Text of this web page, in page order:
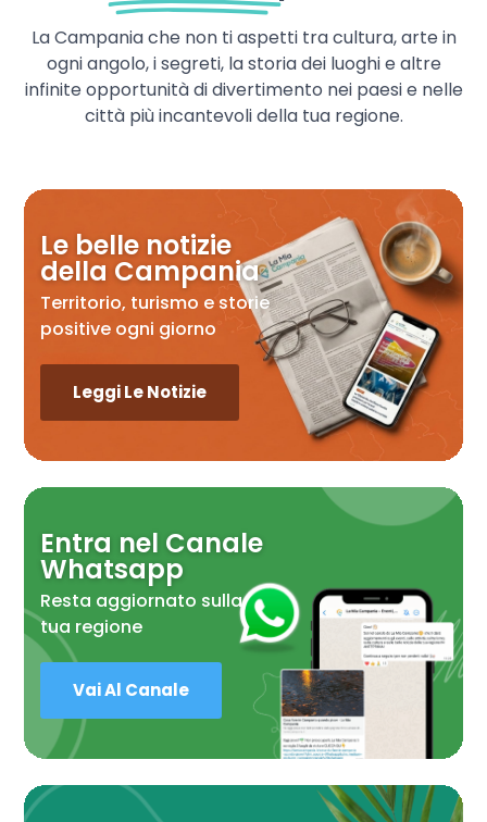
La Campania che non ti aspetti tra cultura, arte in
ogni angolo, i segreti, la storia dei luoghi e altre
infinite opportunità di divertimento nei paesi e nelle
città più incantevoli della tua regione.
Le belle notizie
della Campania
Territorio, turismo e storie
positive ogni giorno
Leggi Le Notizie
Entra nel Canale
Whatsapp
Resta aggiornato sulla
tua regione
Vai Al Canale